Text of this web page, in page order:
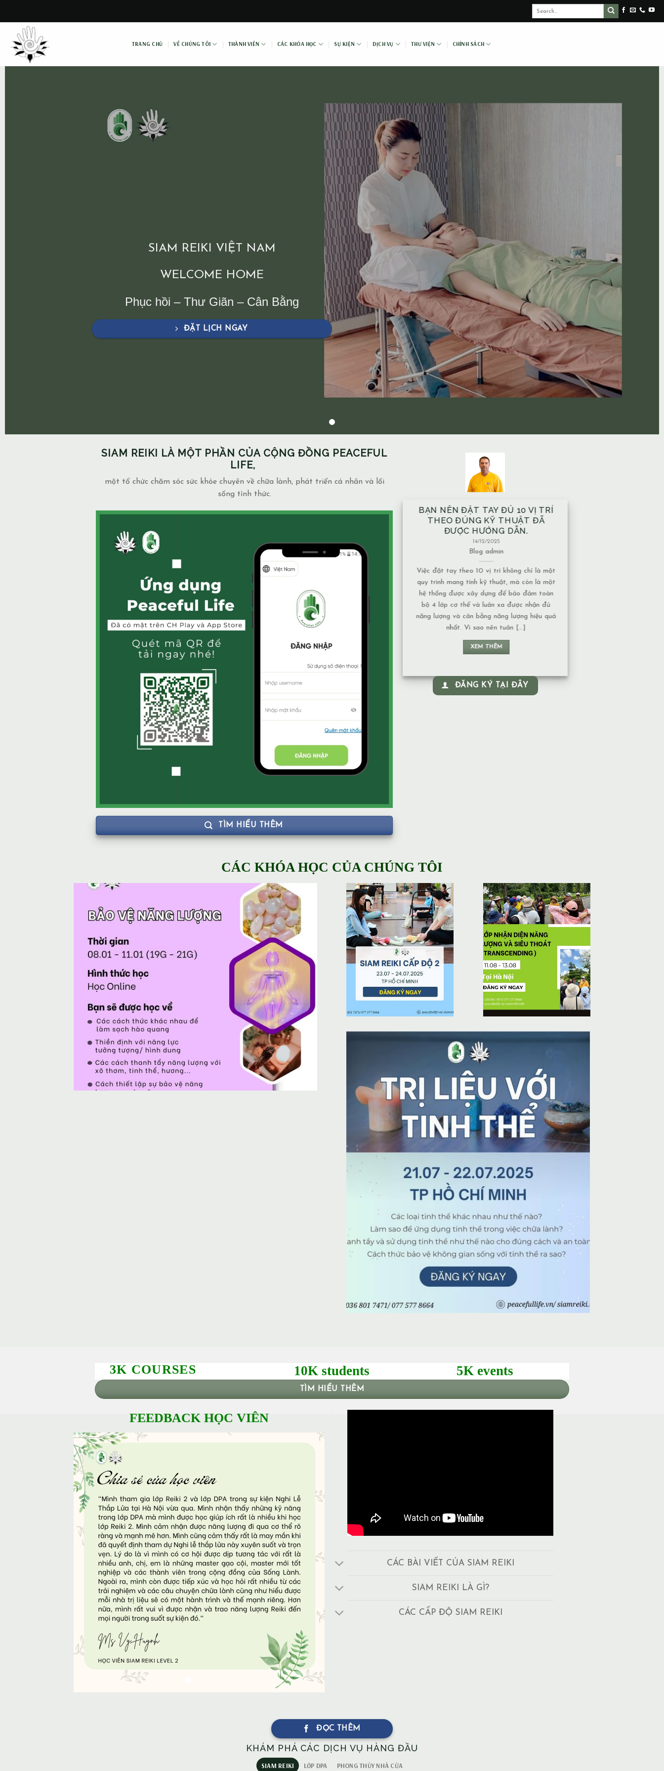
content
TRANG CHỦ VỀ CHÚNG TÔI THÀNH VIÊN CÁC KHÓA HỌC SỰ KIỆN DỊCH VỤ THƯ VIỆN CHÍNH SÁCH
SIAM REIKI VIỆT NAM
WELCOME HOME
Phục hồi – Thư Giãn – Cân Bằng
ĐẶT LỊCH NGAY
SIAM REIKI LÀ MỘT PHẦN CỦA CỘNG ĐỒNG PEACEFUL
LIFE,
một tổ chức chăm sóc sức khỏe chuyên về chữa lành, phát triển cá nhân và lối
sống tỉnh thức.
TÌM HIỂU THÊM
BẠN NÊN ĐẶT TAY ĐỦ 10 VỊ TRÍ
14/12/2025
Blog admin
Việc đặt tay theo 10 vị trí không chỉ là một
quy trình mang tính kỹ thuật, mà còn là một
hệ thống được xây dựng để bảo đảm toàn
bộ 4 lớp cơ thể và luân xa được nhận đủ
năng lượng và cân bằng năng lượng hiệu quả
nhất. Vì sao nên tuân [...]
XEM THÊM
NHÀ XÂY TRÊN MẠCH NƯỚC
NGẦM CÓ ẢNH HƯỞNG GÌ VỀ
MẶT NĂNG LƯỢNG KHÔNG?
13/12/2025
Blogadmin
Mạch nước ngầm có nhiều dạng khác nhau,
và mức độ ảnh hưởng về năng lượng cũng
phụ thuộc vào tính chất của nguồn nước: 1.
Nước chảy hay nước đọng – Nếu là nước
chảy, năng lượng thường chuyển động liên
tục nên không tạo ra ứ đọng. – Nếu là nước
đọng, lâu [...]
ĐĂNG KÝ TẠI ĐÂY
CÁC KHÓA HỌC CỦA CHÚNG TÔI
3K COURSES 10K students 5K events
TÌM HIỂU THÊM
FEEDBACK HỌC VIÊN
CÁC BÀI VIẾT CỦA SIAM REIKI
SIAM REIKI LÀ GÌ?
CÁC CẤP ĐỘ SIAM REIKI
ĐỌC THÊM
KHÁM PHÁ CÁC DỊCH VỤ HÀNG ĐẦU
SIAM REIKI